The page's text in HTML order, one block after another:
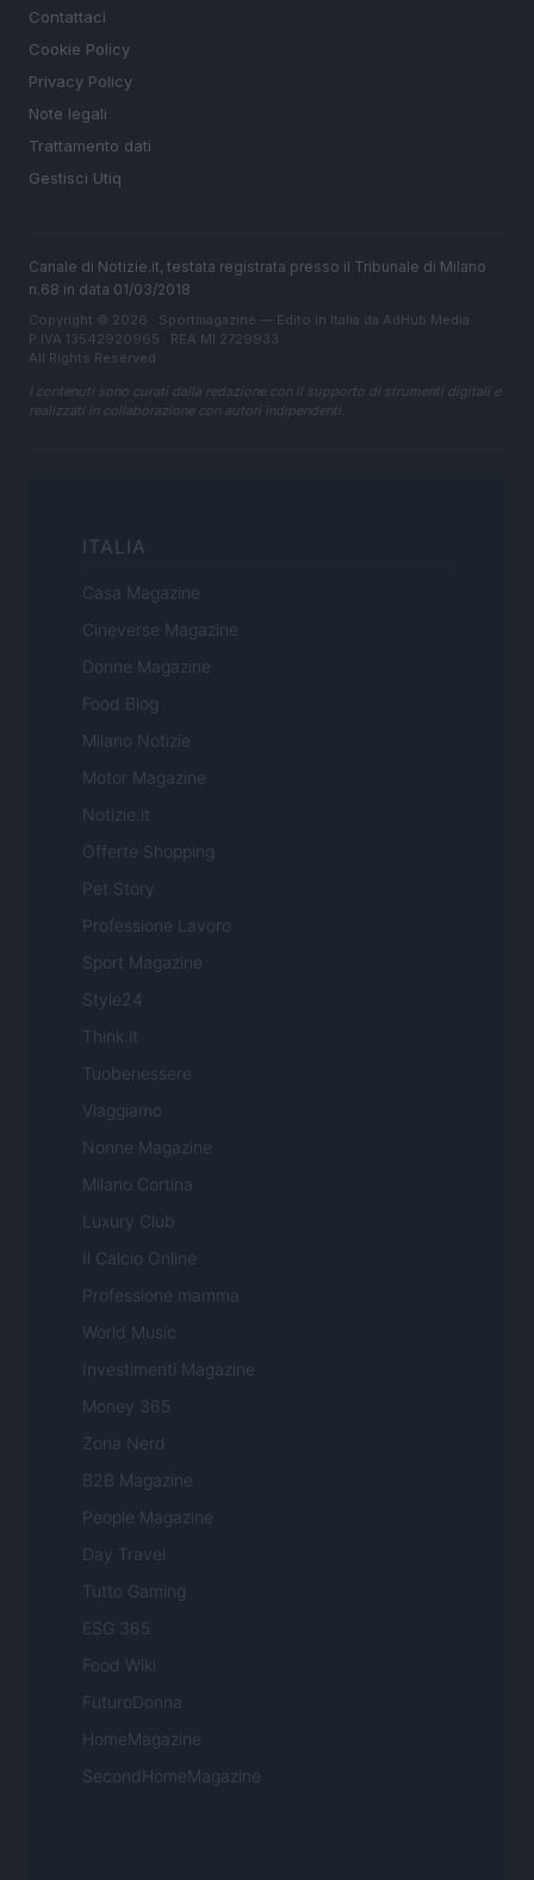
Contattaci
Cookie Policy
Privacy Policy
Note legali
Trattamento dati
Gestisci Utiq
Canale di Notizie.it, testata registrata presso il Tribunale di Milano
n.68 in data 01/03/2018
Copyright © 2026 · Sportmagazine — Edito in Italia da AdHub Media
P.IVA 13542920965 · REA MI 2729933
All Rights Reserved
I contenuti sono curati dalla redazione con il supporto di strumenti digitali e
realizzati in collaborazione con autori indipendenti.
ITALIA
Casa Magazine
Cineverse Magazine
Donne Magazine
Food Blog
Milano Notizie
Motor Magazine
Notizie.it
Offerte Shopping
Pet Story
Professione Lavoro
Sport Magazine
Style24
Think.it
Tuobenessere
Viaggiamo
Nonne Magazine
Milano Cortina
Luxury Club
Il Calcio Online
Professione mamma
World Music
Investimenti Magazine
Money 365
Zona Nerd
B2B Magazine
People Magazine
Day Travel
Tutto Gaming
ESG 365
Food Wiki
FuturoDonna
HomeMagazine
SecondHomeMagazine